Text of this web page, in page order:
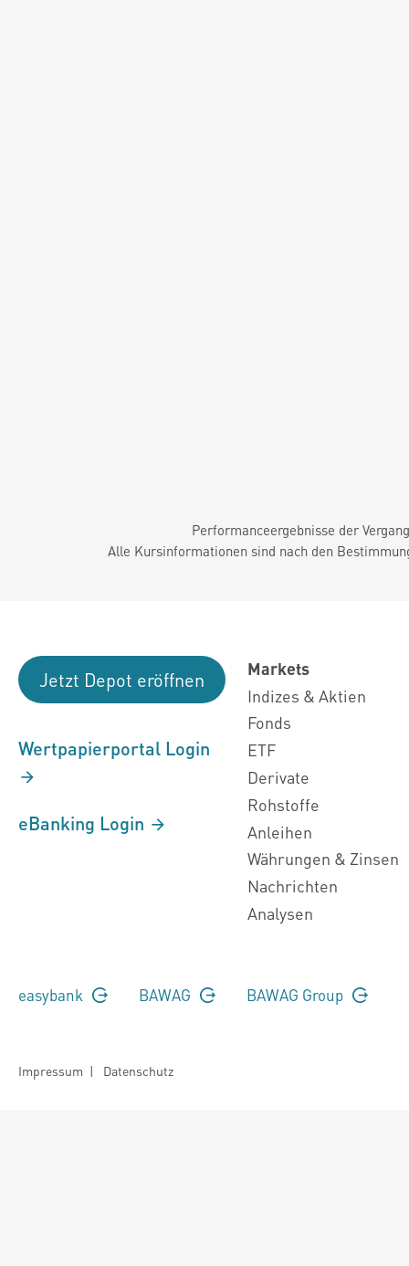
Performanceergebnisse der
Alle Kursinformationen sind nach den
Jetzt Depot eröffnen
Wertpapierportal Login
eBanking Login
Markets
Indizes & Aktien
Fonds
ETF
Derivate
Rohstoffe
Anleihen
Währungen & Zinsen
Nachrichten
Analysen
easybank BAWAG BAWAG Group
Impressum | Datenschutz